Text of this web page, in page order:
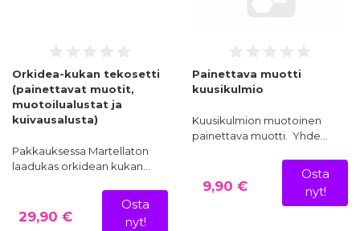
Orkidea-kukan tekosetti
(painettavat muotit,
muotoilualustat ja
kuivausalusta)
Pakkauksessa Martellaton
laadukas orkidean kukan…
29,90 €
Osta
nyt!
Painettava muotti
kuusikulmio
Kuusikulmion muotoinen
painettava muotti. Yhde…
9,90 €
Osta
nyt!